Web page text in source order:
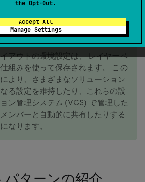
the Opt-Out.
Accept All
Manage Settings
でラップしたりするときに評価され
を記述することができます。
アウトの環境設定は、レイヤーベ
組みを使って保存されます。 この
より、さまざまなソリューション
る設定を維持したり、これらの設
ン管理システム (VCS) で管理した
ンバーと自動的に共有したりする
なります。